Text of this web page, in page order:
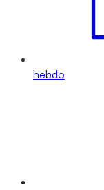
hebdo